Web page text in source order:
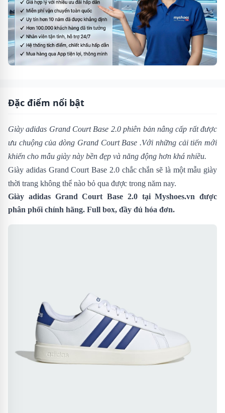
Đặc điểm nổi bật
Giày adidas Grand Court Base 2.0phiên bản nâng cấp rất được
ưu chuộng của dòng Grand Court Base .Với những cải tiến mới
khiến cho mẫu giày này bền đẹp và năng động hơn khá nhiều.
Giày adidas Grand Court Base 2.0 chắc chắn sẽ là một mẫu giày
thời trang không thể nào bỏ qua được trong năm nay.
Giày adidas Grand Court Base 2.0 tạiMyshoes.vn được
phân phối chính hãng. Full box, đầy đủ hóa đơn.